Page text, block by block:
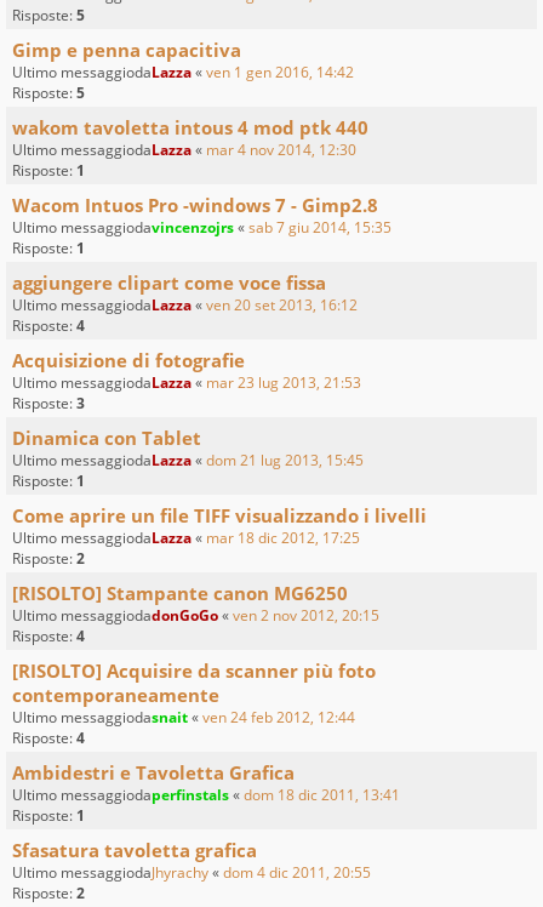
Risposte:5
Gimp e penna capacitiva
Ultimo messaggiodaLazza«ven 1 gen 2016, 14:42
Risposte:5
wakom tavoletta intous 4 mod ptk 440
Ultimo messaggiodaLazza« mar 4 nov 2014, 12:30
Risposte: 1
Wacom Intuos Pro -windows 7 - Gimp2.8
Ultimo messaggiodavincenzojrs«sab 7 giu 2014, 15:35
Risposte: 1
aggiungere clipart come voce fissa
Ultimo messaggiodaLazza«ven 20 set 2013, 16:12
Risposte:4
Acquisizione di fotografie
Ultimo messaggiodaLazza« mar 23 lug 2013, 21:53
Risposte:3
Dinamica con Tablet
Ultimo messaggiodaLazza«dom 21 lug 2013, 15:45
Risposte: 1
Come aprire un file TIFF visualizzando i livelli
Ultimo messaggiodaLazza« mar 18 dic 2012, 17:25
Risposte:2
[RISOLTO] Stampante canon MG6250
Ultimo messaggiodadonGoGo«ven 2 nov 2012, 20:15
Risposte:4
[RISOLTO] Acquisire da scanner più foto
contemporaneamente
Ultimo messaggiodasnait«ven 24 feb 2012, 12:44
Risposte:4
Ambidestri e Tavoletta Grafica
Ultimo messaggiodaperfinstals«dom 18 dic 2011, 13:41
Risposte: 1
Sfasatura tavoletta grafica
Ultimo messaggiodaJhyrachy«dom 4 dic 2011, 20:55
Risposte:2